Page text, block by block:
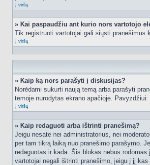
Į viršų
» Kai paspaudžiu ant kurio nors vartotojo
Tik registruoti vartotojai gali siųsti pranešimus
Į viršų
» Kaip ką nors parašyti į diskusijas?
Norėdami sukurti naują temą arba parašyti
temoje nurodytas ekrano apačioje.
Į viršų
» Kaip redaguoti arba ištrinti pranešimą?
Jeigu nesate nei administratorius, nei
per tam tikrą laiką nuo pranešimo parašymo.
redaguotas ir kada. Šis blokas nebus
vartotojai negali ištrinti pranešimo, jeigu į jį kas